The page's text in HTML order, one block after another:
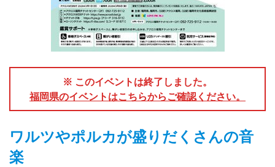
※ このイベントは終了しました。
福岡県のイベントはこちらからご確認ください。
ワルツやポルカが盛りだくさんの音
楽